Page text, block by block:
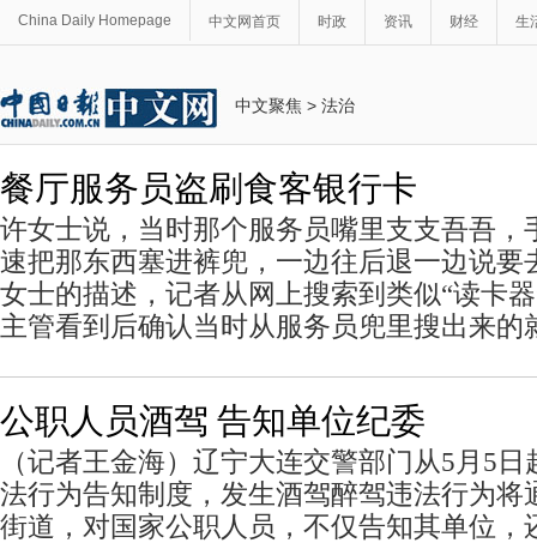
China Daily Homepage 中文网首页 时政 资讯 财经 生
中文聚焦 > 法治
餐厅服务员盗刷食客银行卡
许女士说，当时那个服务员嘴里支支吾吾，
速把那东西塞进裤兜，一边往后退一边说要
女士的描述，记者从网上搜索到类似“读卡
主管看到后确认当时从服务员兜里搜出来的
公职人员酒驾 告知单位纪委
（记者王金海）辽宁大连交警部门从5月5
法行为告知制度，发生酒驾醉驾违法行为将
街道，对国家公职人员，不仅告知其单位，